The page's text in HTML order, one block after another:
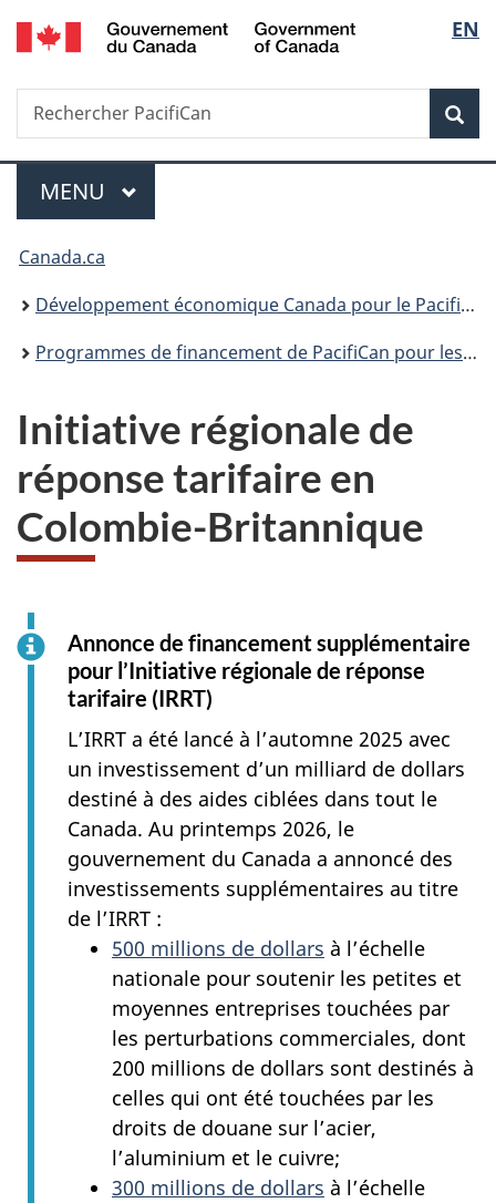
Passer
au
Passer
à
du
Passer
à
simplifiée
de
la
EN
Recherche
Rechercher
PacifiCan
Menu
MENU PRINCIPAL
Vous
êtes
ici :
Canada.ca
Développement économique Canada pour le Pacifique
Programmes de financement de PacifiCan pour les entreprises et les organismes sans but lucratif
Initiative régionale de
réponse tarifaire en
Colombie-Britannique
Annonce de financement supplémentaire
pour l’Initiative régionale de réponse
tarifaire (IRRT)
L’IRRT a été lancé à l’automne 2025 avec
un investissement d’un milliard de dollars
destiné à des aides ciblées dans tout le
Canada. Au printemps 2026, le
gouvernement du Canada a annoncé des
investissements supplémentaires au titre
de l’IRRT :
500 millions de dollars à l’échelle
nationale pour soutenir les petites et
moyennes entreprises touchées par
les perturbations commerciales, dont
200 millions de dollars sont destinés à
celles qui ont été touchées par les
droits de douane sur l’acier,
l’aluminium et le cuivre;
300 millions de dollars à l’échelle